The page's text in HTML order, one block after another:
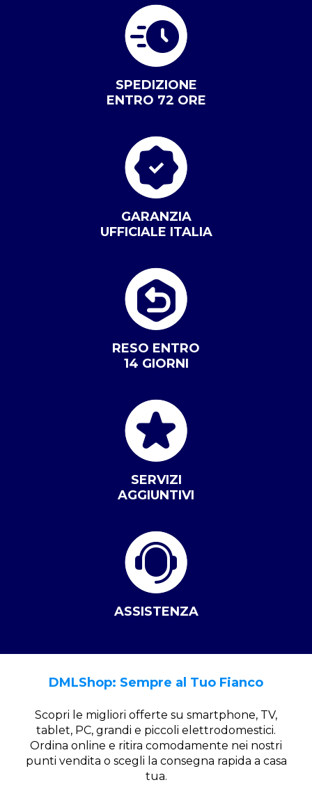
SPEDIZIONE
ENTRO 72 ORE
GARANZIA
UFFICIALE ITALIA
RESO ENTRO
14 GIORNI
SERVIZI
AGGIUNTIVI
ASSISTENZA
DMLShop: Sempre al Tuo Fianco
Scopri le migliori offerte su smartphone, TV,
tablet, PC, grandi e piccoli elettrodomestici.
Ordina online e ritira comodamente nei nostri
punti vendita o scegli la consegna rapida a casa
tua.